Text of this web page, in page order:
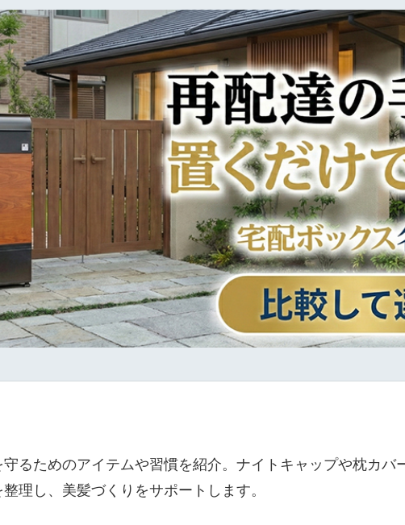
るためのアイテムや習慣を紹介。ナイトキャップや枕カバ
理し、美髪づくりをサポートします。